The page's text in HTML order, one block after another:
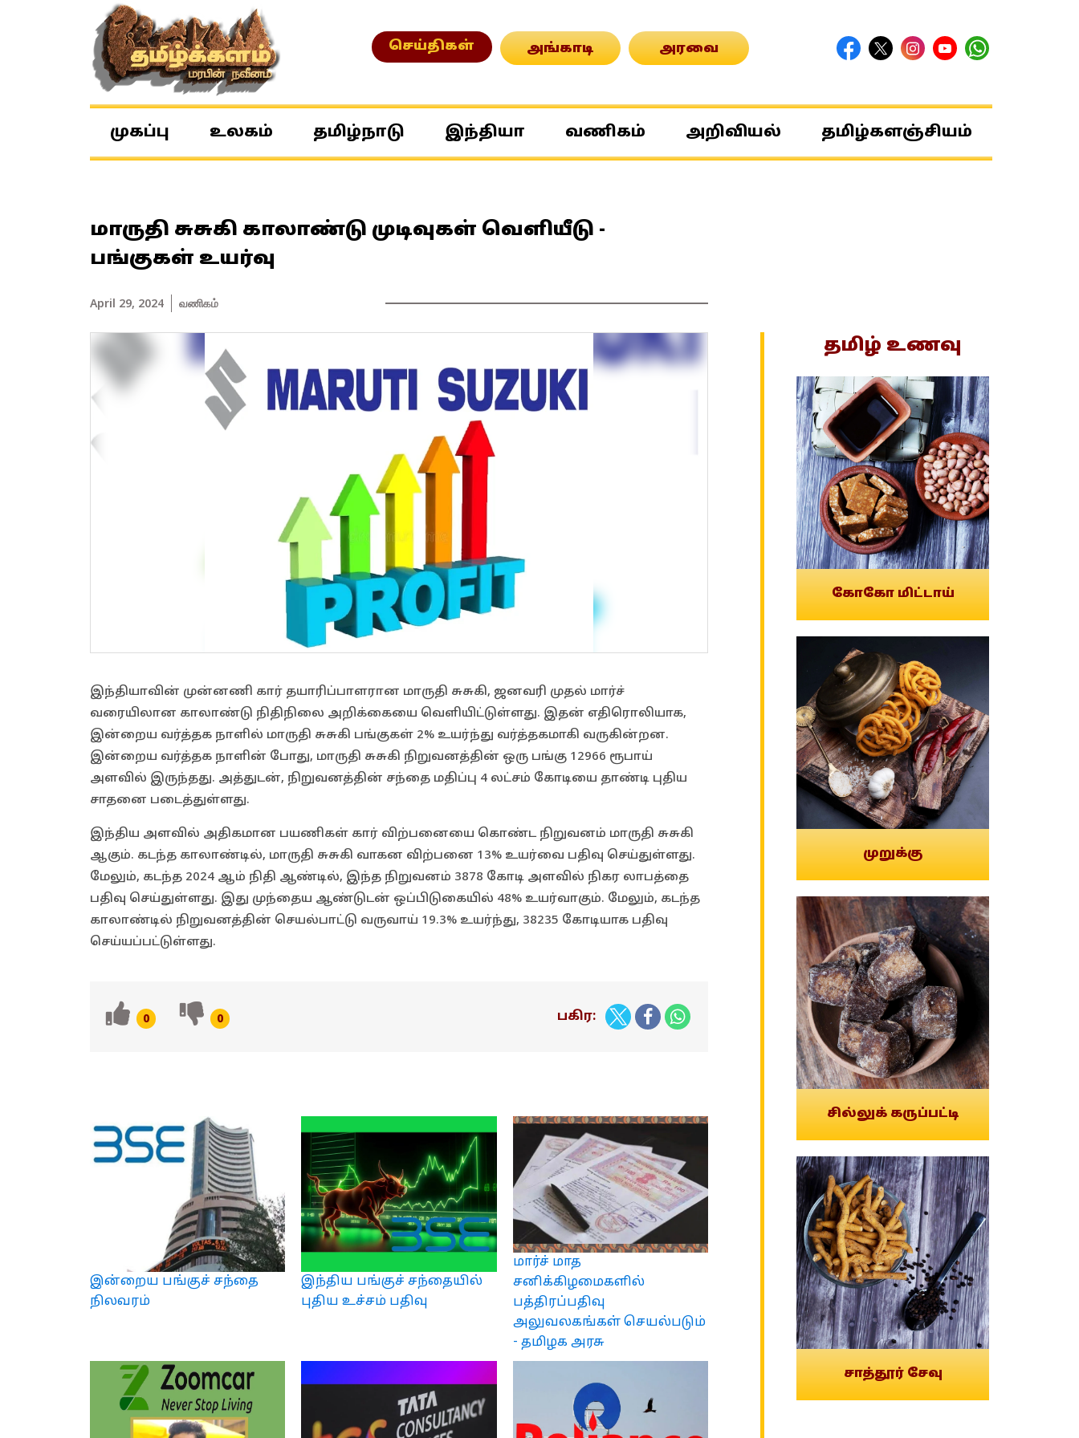
செய்திகள் அங்காடி அரவை
முகப்பு உலகம் தமிழ்நாடு இந்தியா வணிகம் அறிவியல் தமிழ்களஞ்சியம்
மாருதி சுசுகி காலாண்டு முடிவுகள் வெளியீடு -
பங்குகள் உயர்வு
April 29, 2024 வணிகம்
இந்தியாவின் முன்னணி கார் தயாரிப்பாளரான மாருதி சுசுகி, ஜனவரி முதல் மார்ச்
வரையிலான காலாண்டு நிதிநிலை அறிக்கையை வெளியிட்டுள்ளது. இதன் எதிரொலியாக,
இன்றைய வர்த்தக நாளில் மாருதி சுசுகி பங்குகள் 2% உயர்ந்து வர்த்தகமாகி வருகின்றன.
இன்றைய வர்த்தக நாளின் போது, மாருதி சுசுகி நிறுவனத்தின் ஒரு பங்கு 12966 ரூபாய்
அளவில் இருந்தது. அத்துடன், நிறுவனத்தின் சந்தை மதிப்பு 4 லட்சம் கோடியை தாண்டி புதிய
சாதனை படைத்துள்ளது.
இந்திய அளவில் அதிகமான பயணிகள் கார் விற்பனையை கொண்ட நிறுவனம் மாருதி சுசுகி
ஆகும். கடந்த காலாண்டில், மாருதி சுசுகி வாகன விற்பனை 13% உயர்வை பதிவு செய்துள்ளது.
மேலும், கடந்த 2024 ஆம் நிதி ஆண்டில், இந்த நிறுவனம் 3878 கோடி அளவில் நிகர லாபத்தை
பதிவு செய்துள்ளது. இது முந்தைய ஆண்டுடன் ஒப்பிடுகையில் 48% உயர்வாகும். மேலும், கடந்த
காலாண்டில் நிறுவனத்தின் செயல்பாட்டு வருவாய் 19.3% உயர்ந்து, 38235 கோடியாக பதிவு
செய்யப்பட்டுள்ளது.
0 0 பகிர:
இன்றைய பங்குச் சந்தை
நிலவரம்
இந்திய பங்குச் சந்தையில்
புதிய உச்சம் பதிவு
மார்ச் மாத
சனிக்கிழமைகளில்
பத்திரப்பதிவு
அலுவலகங்கள் செயல்படும்
- தமிழக அரசு
தமிழ் உணவு
கோகோ மிட்டாய்
முறுக்கு
சில்லுக் கருப்பட்டி
சாத்தூர் சேவு